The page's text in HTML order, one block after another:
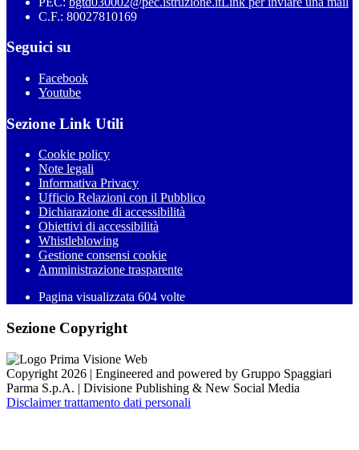
C.F.: 80027810169
Seguici su
Facebook
Youtube
Sezione Link Utili
Cookie policy
Note legali
Informativa Privacy
Ufficio Relazioni con il Pubblico
Dichiarazione di accessibilità
Obiettivi di accessibilità
Whistleblowing
Gestione consensi cookie
Amministrazione trasparente
Pagina visualizzata 604 volte
Sezione Copyright
Copyright 2026 | Engineered and powered by Gruppo Spaggiari
Parma S.p.A. | Divisione Publishing & New Social Media
Disclaimer trattamento dati personali